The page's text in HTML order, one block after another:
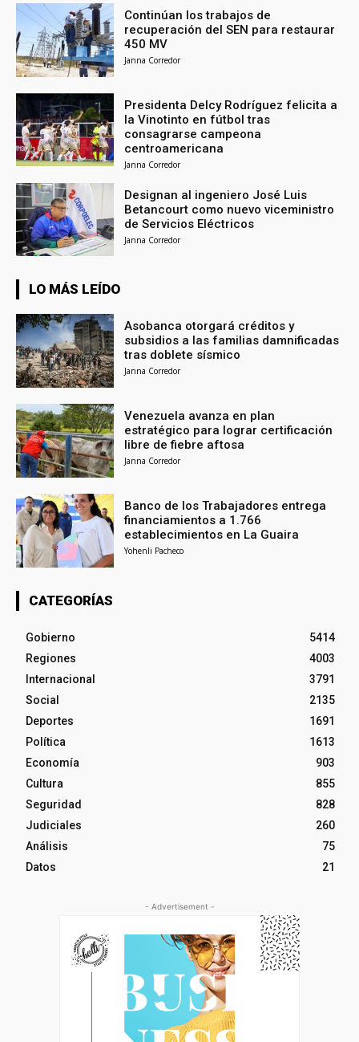
Continúan los trabajos de
recuperación del SEN para restaurar
450 MV
Janna Corredor
Presidenta Delcy Rodríguez felicita a
la Vinotinto en fútbol tras
consagrarse campeona
centroamericana
Janna Corredor
Designan al ingeniero José Luis
Betancourt como nuevo viceministro
de Servicios Eléctricos
Janna Corredor
LO MÁS LEÍDO
Asobanca otorgará créditos y
subsidios a las familias damnificadas
tras doblete sísmico
Janna Corredor
Venezuela avanza en plan
estratégico para lograr certificación
libre de fiebre aftosa
Janna Corredor
Banco de los Trabajadores entrega
financiamientos a 1.766
establecimientos en La Guaira
Yohenli Pacheco
CATEGORÍAS
Gobierno
5414
Regiones
4003
Internacional
3791
Social
2135
Deportes
1691
Política
1613
Economía
903
Cultura
855
Seguridad
828
Judiciales
260
Análisis
75
Datos
21
- Advertisement -